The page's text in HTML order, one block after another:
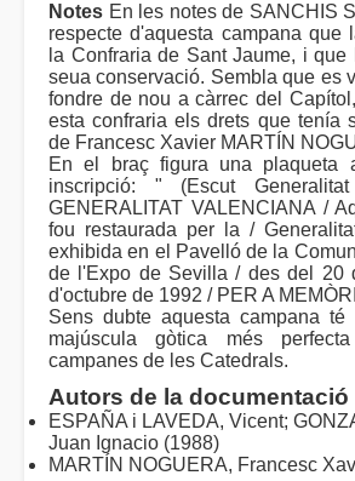
Notes En les notes de SANCHIS
respecte d'aquesta campana que
la Confraria de Sant Jaume, i
seua conservació. Sembla que es
fondre de nou a càrrec del
esta confraria els drets que tenía
de Francesc Xavier MARTÍN
En el braç figura una plaqueta
inscripció: " (Escut
GENERALITAT VALENCIANA /
fou restaurada per la /
exhibida en el Pavelló de la
de l'Expo de Sevilla / des del 20
d'octubre de 1992 / PER A
Sens dubte aquesta campana
majúscula gòtica més
campanes de les Catedrals.
Autors de la documentació
ESPAÑA i LAVEDA, Vicent;
Juan Ignacio (1988)
MARTÍN NOGUERA, Francesc